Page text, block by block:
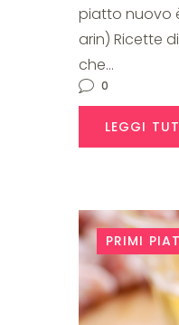
piatto nuovo
arin) Ricette
che…
0
LEGGI
PRIMI